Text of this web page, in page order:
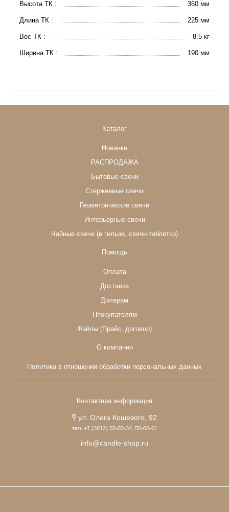
Высота ТК : 360 мм
Длина ТК : 225 мм
Вес ТК : 8.5 кг
Ширина ТК : 190 мм
Каталог
Новинки
РАСПРОДАЖА
Бытовые свечи
Стержневые свечи
Геометрические свечи
Интерьерные свечи
Чайные свечи (в гильзе, свечи-таблетки)
Помощь
Оплата
Доставка
Дилерам
Ппокупателям
Файлы (Прайс, договор)
О компании
Политика в отношении обработки персональных данных
Контактная информация
ул. Олега Кошевого, 92
тел. +7 (3812) 55-03-34, 55-00-61
info@candle-shop.ru